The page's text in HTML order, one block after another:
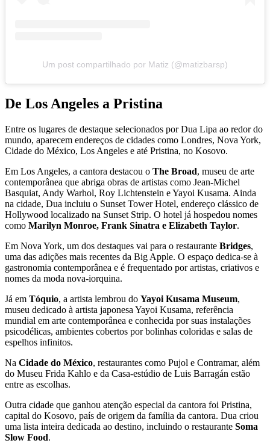
Um post compartilhado por Matiz (@matizbarsp)
De Los Angeles a Pristina
Entre os lugares de destaque selecionados por Dua Lipa ao redor do
mundo, aparecem endereços de cidades como Londres, Nova York,
Cidade do México, Los Angeles e até Pristina, no Kosovo.
Em Los Angeles, a cantora destacou o The Broad, museu de arte
contemporânea que abriga obras de artistas como Jean-Michel
Basquiat, Andy Warhol, Roy Lichtenstein e Yayoi Kusama. Ainda
na cidade, Dua incluiu o Sunset Tower Hotel, endereço clássico de
Hollywood localizado na Sunset Strip. O hotel já hospedou nomes
como Marilyn Monroe, Frank Sinatra e Elizabeth Taylor.
Em Nova York, um dos destaques vai para o restaurante Bridges,
uma das adições mais recentes da Big Apple. O espaço dedica-se à
gastronomia contemporânea e é frequentado por artistas, criativos e
nomes da moda nova-iorquina.
Já em Tóquio, a artista lembrou do Yayoi Kusama Museum,
museu dedicado à artista japonesa Yayoi Kusama, referência
mundial em arte contemporânea e conhecida por suas instalações
psicodélicas, ambientes cobertos por bolinhas coloridas e salas de
espelhos infinitos.
Na Cidade do México, restaurantes como Pujol e Contramar, além
do Museu Frida Kahlo e da Casa-estúdio de Luis Barragán estão
entre as escolhas.
Outra cidade que ganhou atenção especial da cantora foi Pristina,
capital do Kosovo, país de origem da família da cantora. Dua criou
uma lista inteira dedicada ao destino, incluindo o restaurante Soma
Slow Food.